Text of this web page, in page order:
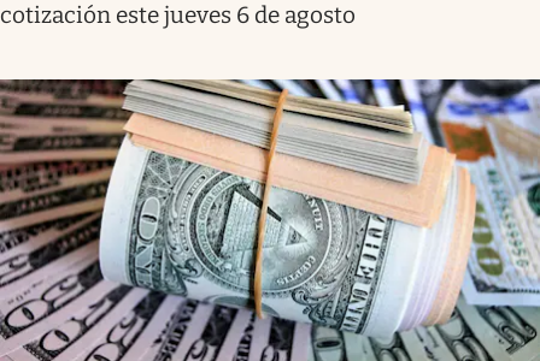
cotización este jueves 6 de agosto